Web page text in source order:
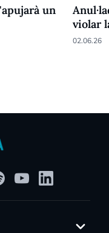
un
violar
02.06.26